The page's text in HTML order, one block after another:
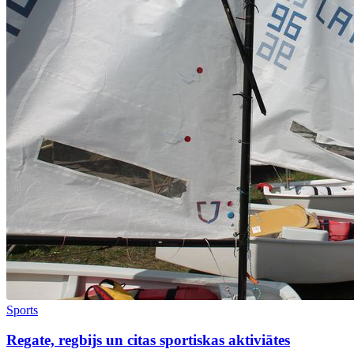
Sports
Regate, regbijs un citas sportiskas aktiviātes